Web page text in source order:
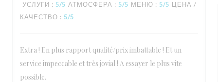
УСЛУГИ : 5/5 АТМОСФЕРА : 5/5 МЕНЮ : 5/5 ЦЕНА /
КАЧЕСТВО : 5/5
Extra ! En plus rapport qualité/prix imbattable ! Et un
service impeccable et très jovial ! A essayer le plus vite
possible.